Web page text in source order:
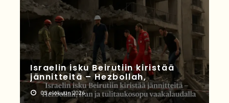
Israelin isku Beirutiin kiristää
jännitteitä – Hezbollah,
05 elokuun 2026